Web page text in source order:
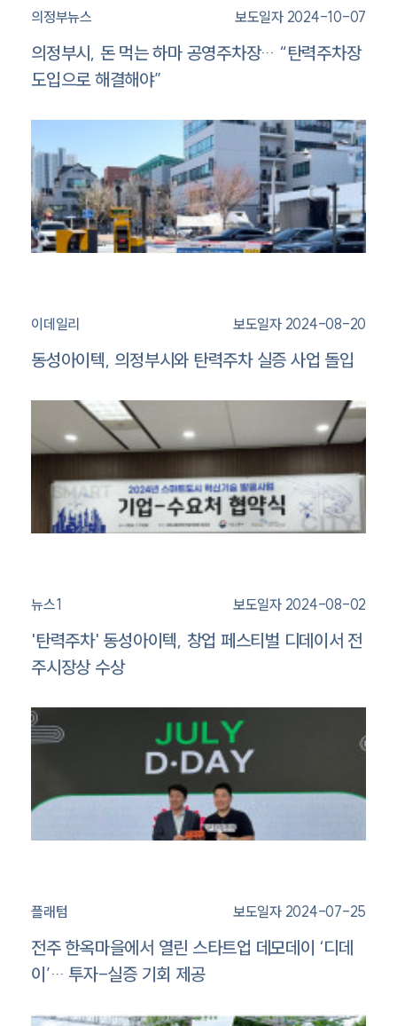
의정부뉴스 보도일자 2024-10-07
의정부시, 돈 먹는 하마 공영주차장… “탄력주차장
도입으로 해결해야”
이데일리 보도일자 2024-08-20
동성아이텍, 의정부시와 탄력주차 실증 사업 돌입
뉴스1 보도일자 2024-08-02
'탄력주차' 동성아이텍, 창업 페스티벌 디데이서 전
주시장상 수상
플래텀 보도일자 2024-07-25
전주 한옥마을에서 열린 스타트업 데모데이 ‘디데
이’… 투자-실증 기회 제공